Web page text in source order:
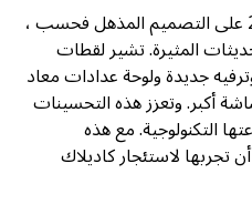
لا تقتصر كاديلاك إسكاليد 2024 على التصميم المذهل فحسب ،
المثيرة. تشير لقطات
جديدة ولوحة عدادات معاد
أكبر. وتعزز هذه التحسينات
التكنولوجية. مع هذه
تجربها لاستئجار كاديلاك